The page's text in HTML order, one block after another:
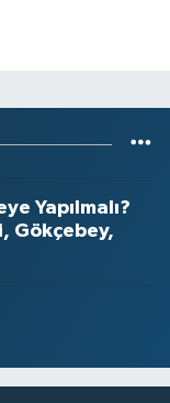
Yapılmalı?
Gökçebey,